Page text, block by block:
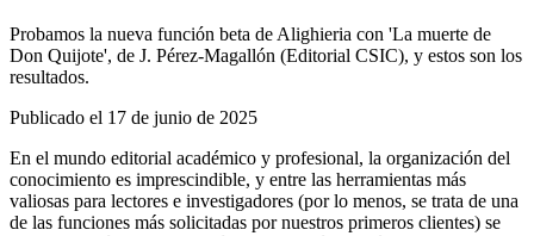
Probamos la nueva función beta de Alighieria con 'La muerte de
Don Quijote', de J. Pérez-Magallón (Editorial CSIC), y estos son los
resultados.
Publicado el 17 de junio de 2025
En el mundo editorial académico y profesional, la organización del
conocimiento es imprescindible, y entre las herramientas más
valiosas para lectores e investigadores (por lo menos, se trata de una
de las funciones más solicitadas por nuestros primeros clientes) se